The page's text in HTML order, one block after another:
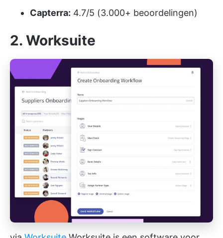
Capterra: 4.7/5 (3.000+ beoordelingen)
2. Worksuite